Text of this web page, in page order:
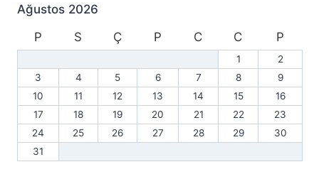
Ağustos 2026
P
S Ç P C C P
1
2
3
4 5 6 7 8
9
10
11 12 13 14 15
16
17
18 19 20 21 22
23
24
25 26 27 28 29
30
31